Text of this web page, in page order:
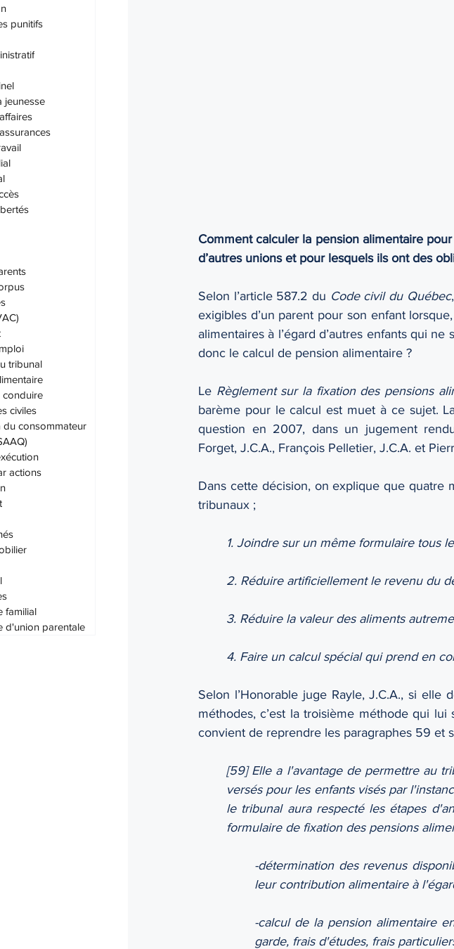
punitifs
jeunesse
tribunal
conduire
civiles
du consommateur
actions
familial
d'union parentale
Comment calculer la pension alimentaire
d’autres unions et pour lesquels ils ont des
Selon l’article 587.2 du Code civil du Québec
exigibles d’un parent pour son enfant
alimentaires à l’égard d’autres enfants qui
donc le calcul de pension alimentaire ?
Le Règlement sur la fixation des pensions
barème pour le calcul est muet à ce sujet.
question en 2007, dans un jugement
Forget, J.C.A., François Pelletier, J.C.A. et
Dans cette décision, on explique que quatre
tribunaux ;
1. Joindre sur un même formulaire tous
2. Réduire artificiellement le revenu du
3. Réduire la valeur des aliments
4. Faire un calcul spécial qui prend en
Selon l’Honorable juge Rayle, J.C.A., si
méthodes, c’est la troisième méthode qui
convient de reprendre les paragraphes 59 et
[59] Elle a l'avantage de permettre au
versés pour les enfants visés par
le tribunal aura respecté les étapes
formulaire de fixation des pensions
-détermination des revenus
leur contribution alimentaire à
-calcul de la pension alimentaire
garde, frais d'études, frais